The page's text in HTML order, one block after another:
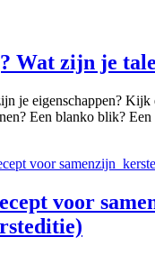
Wat zijn je
je eigenschappen? Kijk
Een blanko blik? Een
voor